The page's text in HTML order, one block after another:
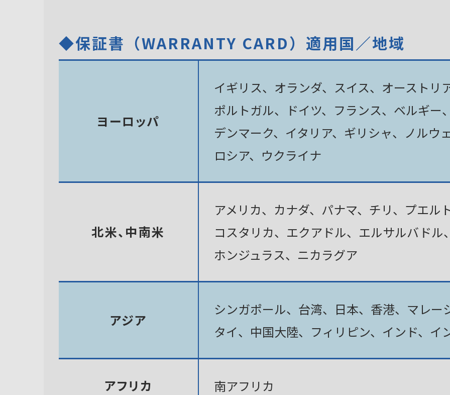
◆保証書（WARRANTY CARD）適用国／地域
ヨーロッパ
イギリス、オランダ、スイス、オーストリ
ポルトガル、ドイツ、フランス、ベルギー
デンマーク、イタリア、ギリシャ、ノルウ
ロシア、ウクライナ
北米、中南米
アメリカ、カナダ、パナマ、チリ、プエル
コスタリカ、エクアドル、エルサルバドル
ホンジュラス、ニカラグア
アジア
シンガポール、台湾、日本、香港、マレー
タイ、中国大陸、フィリピン、インド、イ
アフリカ 南アフリカ